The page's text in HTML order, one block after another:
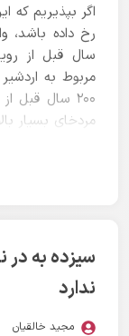
اگر بپذیریم که
سال قبل از
مربوط به
۲۰۰ سال
مردخای بسیار
را صرفا
سیزده به
ندارد
مجید خالقیان